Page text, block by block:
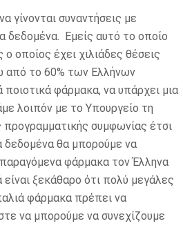
γίνονται συναντήσεις με
δεδομένα. Εμείς αυτό το οποίο
οποίος έχει χιλιάδες θέσεις
από το 60% των Ελλήνων
φάρμακα, να υπάρχει μια
λοιπόν με το Υπουργείο τη
προγραμματικής συμφωνίας έτσι
θα μπορούμε να
φάρμακα τον Έλληνα
ξεκάθαρο ότι πολύ μεγάλες
φάρμακα πρέπει να
να μπορούμε να συνεχίζουμε